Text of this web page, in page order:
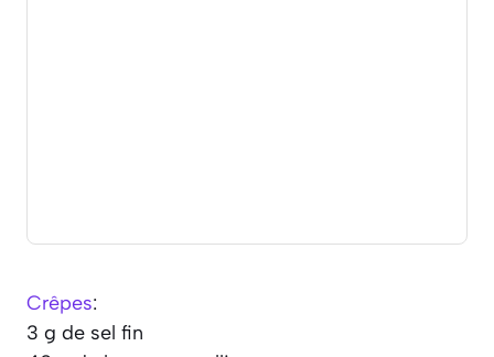
Crêpes:
3 g de sel fin